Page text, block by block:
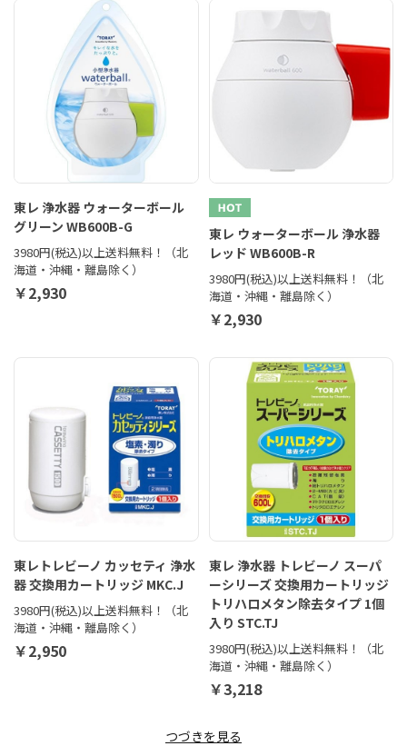
東レ 浄水器 ウォーターボール
グリーン WB600B-G
3980円(税込)以上送料無料！（北
海道・沖縄・離島除く）
￥2,930
東レ ウォーターボール 浄水器
レッド WB600B-R
3980円(税込)以上送料無料！（北
海道・沖縄・離島除く）
￥2,930
東レトレビーノ カッセティ 浄水
器 交換用カートリッジ MKC.J
3980円(税込)以上送料無料！（北
海道・沖縄・離島除く）
￥2,950
東レ 浄水器 トレビーノ スーパ
ーシリーズ 交換用カートリッジ
トリハロメタン除去タイプ 1個
入り STC.TJ
3980円(税込)以上送料無料！（北
海道・沖縄・離島除く）
￥3,218
つづきを見る